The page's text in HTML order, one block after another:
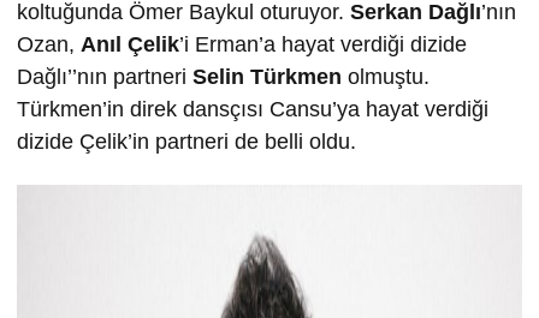
koltuğunda Ömer Baykul oturuyor. Serkan Dağlı’nın
Ozan, Anıl Çelik’i Erman’a hayat verdiği dizide
Dağlı’’nın partneri Selin Türkmen olmuştu.
Türkmen’in direk dansçısı Cansu’ya hayat verdiği
dizide Çelik’in partneri de belli oldu.